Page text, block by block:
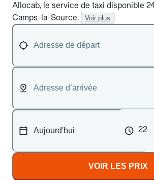
Allocab, le service de taxi disponible
Camps-la-Source.
Voir plus
22
VOIR LES PRIX